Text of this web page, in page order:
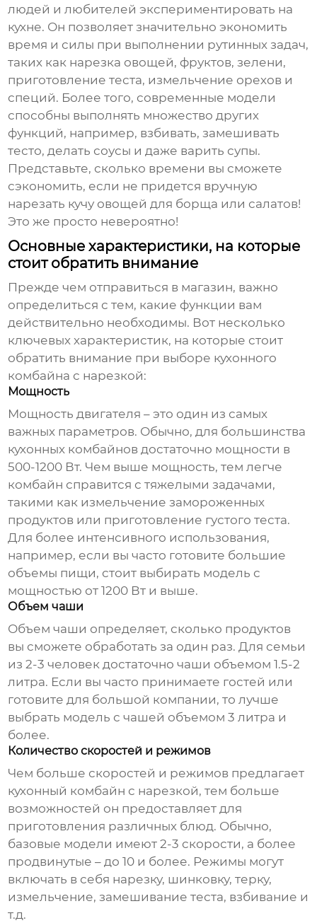
людей и любителей экспериментировать на
кухне. Он позволяет значительно экономить
время и силы при выполнении рутинных задач,
таких как нарезка овощей, фруктов, зелени,
приготовление теста, измельчение орехов и
специй. Более того, современные модели
способны выполнять множество других
функций, например, взбивать, замешивать
тесто, делать соусы и даже варить супы.
Представьте, сколько времени вы сможете
сэкономить, если не придется вручную
нарезать кучу овощей для борща или салатов!
Это же просто невероятно!
Основные характеристики, на которые
стоит обратить внимание
Прежде чем отправиться в магазин, важно
определиться с тем, какие функции вам
действительно необходимы. Вот несколько
ключевых характеристик, на которые стоит
обратить внимание при выборе кухонного
комбайна с нарезкой:
Мощность
Мощность двигателя – это один из самых
важных параметров. Обычно, для большинства
кухонных комбайнов достаточно мощности в
500-1200 Вт. Чем выше мощность, тем легче
комбайн справится с тяжелыми задачами,
такими как измельчение замороженных
продуктов или приготовление густого теста.
Для более интенсивного использования,
например, если вы часто готовите большие
объемы пищи, стоит выбирать модель с
мощностью от 1200 Вт и выше.
Объем чаши
Объем чаши определяет, сколько продуктов
вы сможете обработать за один раз. Для семьи
из 2-3 человек достаточно чаши объемом 1.5-2
литра. Если вы часто принимаете гостей или
готовите для большой компании, то лучше
выбрать модель с чашей объемом 3 литра и
более.
Количество скоростей и режимов
Чем больше скоростей и режимов предлагает
кухонный комбайн с нарезкой, тем больше
возможностей он предоставляет для
приготовления различных блюд. Обычно,
базовые модели имеют 2-3 скорости, а более
продвинутые – до 10 и более. Режимы могут
включать в себя нарезку, шинковку, терку,
измельчение, замешивание теста, взбивание и
т.д.